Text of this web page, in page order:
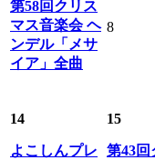
第58回クリス
マス音楽会 ヘ
ンデル「メサ
イア」全曲
8
14
よこしんプレ
15
第43回